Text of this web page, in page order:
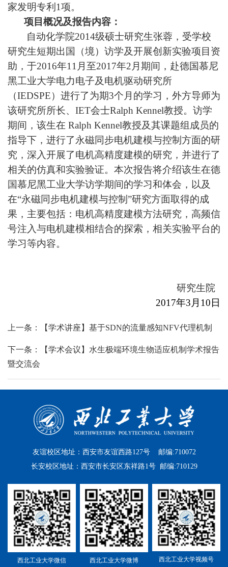
家发明专利 1项。
项目概况及报告内容：
自动化学院2014级硕士研究生张蓉，受学校
研究生短期出国（境）访学及开展创新实验项目资
助，于2016年11 月至2017年2 月期间，赴德国慕尼
黑工业大学电力电子及电机驱动研究所
（IEDSPE）进行了为期3个月的学习，外方导师为
该研究所所长、 IET会士Ralph Kennel教授。访学
期间，该生在 Ralph Kennel教授及其课题组成员的
指导下，进行了永磁同步电机建模与控制方面的研
究，深入开展了电机高精度建模的研究，并进行了
相关的仿真和实验验证。本次报告将介绍该生在德
国慕尼黑工业大学访学期间的学习和体会，以及
在“永磁同步电机建模与控制 ”研究方面取得的成
果，主要包括：电机高精度建模方法研究，高频信
号注入与电机建模相结合的探索，相关实验平台的
学习等内容。
研究生院
2017年3 月 10日
上一条：【学术讲座】基于SDN的流量感知NFV代理机制
下一条：【学术会议】水生极端环境生物适应机制学术报告
暨交流会
友谊校区地址：西安市友谊西路127号 邮编:710072
长安校区地址：西安市长安区东祥路1号 邮编:710129
西北工业大学微信 西北工业大学微博 西北工业大学视频号